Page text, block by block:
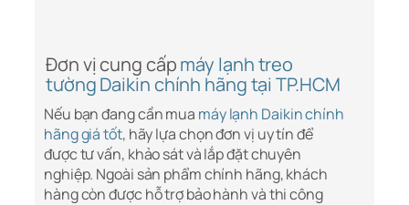
Đơn vị cung cấpmáy lạnh treo
tường Daikin chính hãng tại TP.HCM
Nếu bạn đang cần mua máy lạnh Daikin chính
hãng giá tốt, hãy lựa chọn đơn vị uy tín để
được tư vấn, khảo sát và lắp đặt chuyên
nghiệp. Ngoài sản phẩm chính hãng, khách
hàng còn được hỗ trợ bảo hành và thi công